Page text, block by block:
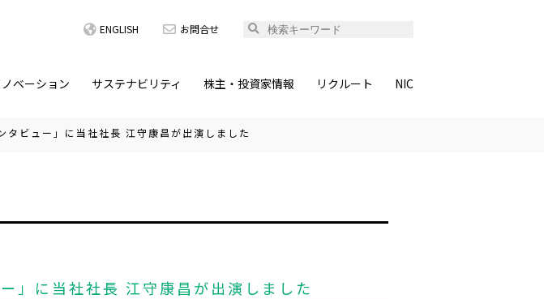
ENGLISH お問合せ
ベーション サステナビリティ 株主・投資家情報 リクルート NIC
ビュー」に当社社長 江守康昌が出演しました
」に当社社長 江守康昌が出演しました